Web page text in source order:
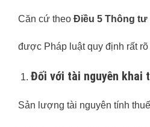
Căn cứ theo Điều 5 Thông tư
được Pháp luật quy định rất
Đối với tài nguyên khai
Sản lượng tài nguyên tính